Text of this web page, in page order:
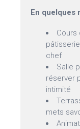
En quelques
Cours
chef
Salle
réserver
intimité
mets